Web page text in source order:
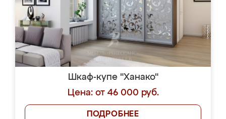
Шкаф-купе "Ханако"
Цена: от 46 000 руб.
ПОДРОБНЕЕ